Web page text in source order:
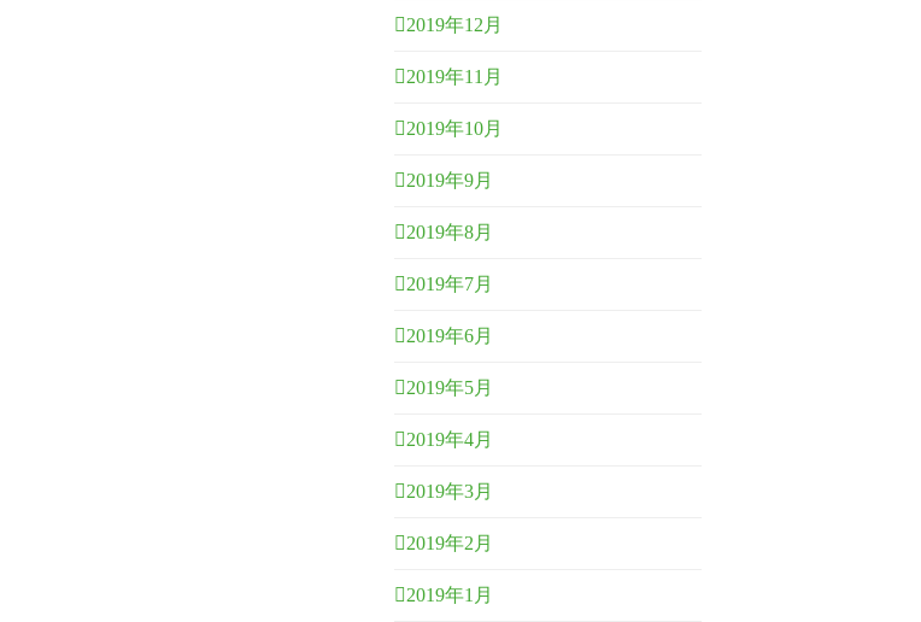
2019年12月
2019年11月
2019年10月
2019年9月
2019年8月
2019年7月
2019年6月
2019年5月
2019年4月
2019年3月
2019年2月
2019年1月